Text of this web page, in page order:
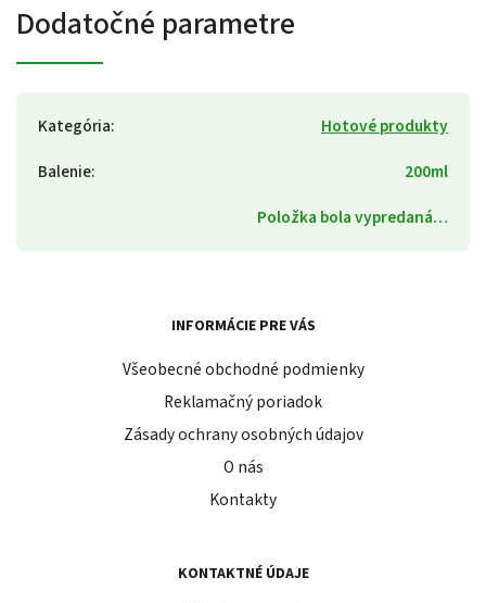
Dodatočné parametre
Kategória:
Hotové produkty
Balenie:
200ml
Položka bola vypredaná…
INFORMÁCIE PRE VÁS
Všeobecné obchodné podmienky
Reklamačný poriadok
Zásady ochrany osobných údajov
O nás
Kontakty
KONTAKTNÉ ÚDAJE